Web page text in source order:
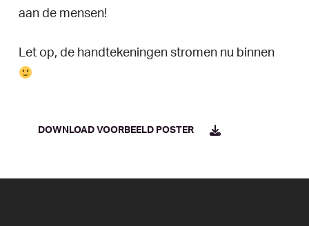
aan de mensen!
Let op, de handtekeningen stromen nu binnen
DOWNLOAD VOORBEELD POSTER